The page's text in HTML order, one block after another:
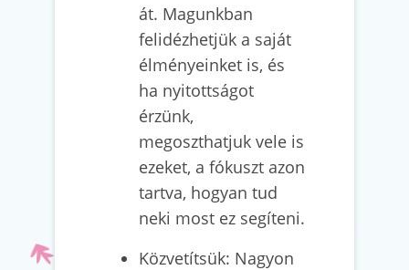
át. Magunkban
felidézhetjük a saját
élményeinket is, és
ha nyitottságot
érzünk,
megoszthatjuk vele is
ezeket, a fókuszt azon
tartva, hogyan tud
neki most ez segíteni.
Közvetítsük: Nagyon